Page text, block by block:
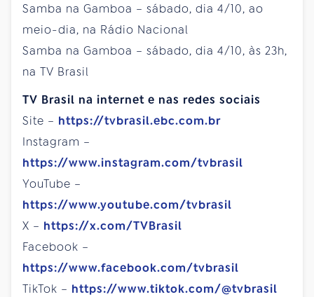
Samba na Gamboa – sábado, dia 4/10, ao
meio-dia, na Rádio Nacional
Samba na Gamboa – sábado, dia 4/10, às 23h,
na TV Brasil
TV Brasil na internet e nas redes sociais
Site – https://tvbrasil.ebc.com.br
Instagram –
https://www.instagram.com/tvbrasil
YouTube –
https://www.youtube.com/tvbrasil
X – https://x.com/TVBrasil
Facebook –
https://www.facebook.com/tvbrasil
TikTok – https://www.tiktok.com/@tvbrasil